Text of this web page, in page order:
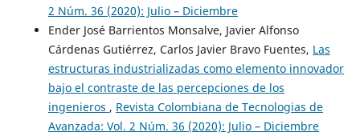
2 Núm. 36 (2020): Julio – Diciembre
Ender José Barrientos Monsalve, Javier Alfonso
Cárdenas Gutiérrez, Carlos Javier Bravo Fuentes, Las
estructuras industrializadas como elemento innovador
bajo el contraste de las percepciones de los
ingenieros , Revista Colombiana de Tecnologias de
Avanzada: Vol. 2 Núm. 36 (2020): Julio – Diciembre